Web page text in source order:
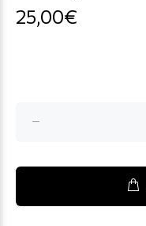
25,00€